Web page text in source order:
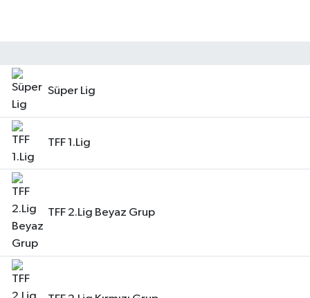
Süper Lig
TFF 1.Lig
TFF 2.Lig Beyaz Grup